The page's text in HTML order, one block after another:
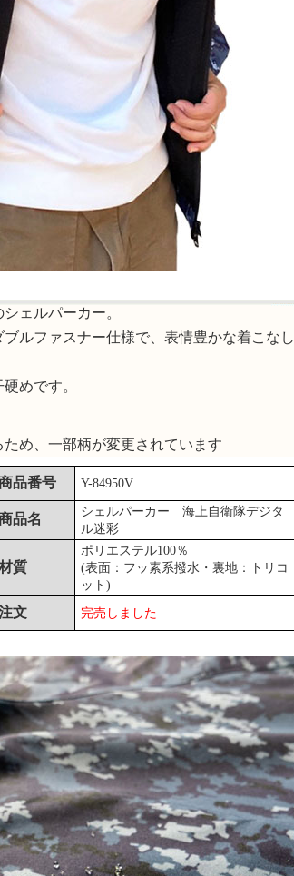
ェルパーカー。
ルファスナー仕様で、表情豊かな着こなし
めです。
め、一部柄が変更されています
品番号 Y-84950V
品名
シェルパーカー 海上自衛隊デジタ
ル迷彩
質
ポリエステル100％
(表面：フッ素系撥水・裏地：トリコ
ット)
文 完売しました